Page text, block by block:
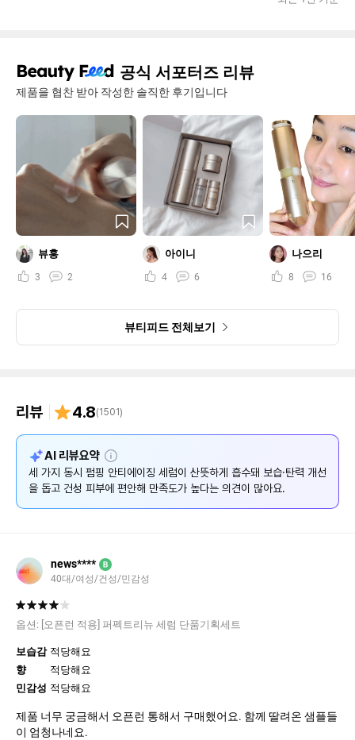
공식 서포터즈 리뷰
제품을 협찬 받아 작성한 솔직한 후기입니다
뷰홍
3 2
아이니
4 6
나으리
8 16
뷰티피드 전체보기
리뷰 4.8(1501)
AI 리뷰요약 설
명
세 가지 동시 펌핑 안티에이징 세럼이 산뜻하게 흡수돼 보습·탄력 개선
을 돕고 건성 피부에 편안해 만족도가 높다는 의견이 많아요.
news**** B
40대/여성/건성/민감성
옵션: [오픈런 적용] 퍼펙트리뉴 세럼 단품기획세트
보습감 적당해요
향
적당해요
민감성 적당해요
제품 너무 궁금해서 오픈런 통해서 구매했어요. 함께 딸려온 샘플들
이 엄청나네요.